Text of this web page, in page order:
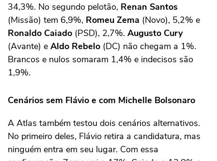
34,3%. No segundo pelotão, Renan Santos
(Missão) tem 6,9%, Romeu Zema (Novo), 5,2% e
Ronaldo Caiado (PSD), 2,7%. Augusto Cury
(Avante) e Aldo Rebelo (DC) não chegam a 1%.
Brancos e nulos somaram 1,4% e indecisos são
1,9%.
Cenários sem Flávio e com Michelle Bolsonaro
A Atlas também testou dois cenários alternativos.
No primeiro deles, Flávio retira a candidatura, mas
ninguém entra em seu lugar. Com essa